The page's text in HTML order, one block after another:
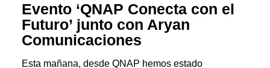
Evento ‘QNAP Conecta con el
Futuro’ junto con Aryan
Comunicaciones
Esta mañana, desde QNAP hemos estado